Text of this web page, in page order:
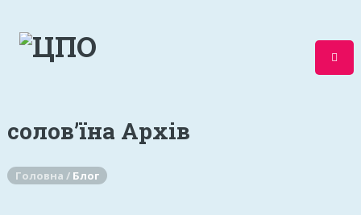
солов’їна Архів
Головна / Блог